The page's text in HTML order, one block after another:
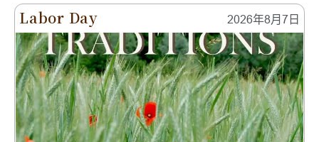
Labor Day 2026年8月7日